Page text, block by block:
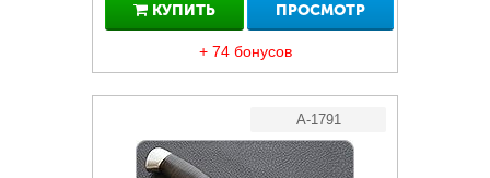
КУПИТЬ ПРОСМОТР
+ 74 бонусов
A-1791